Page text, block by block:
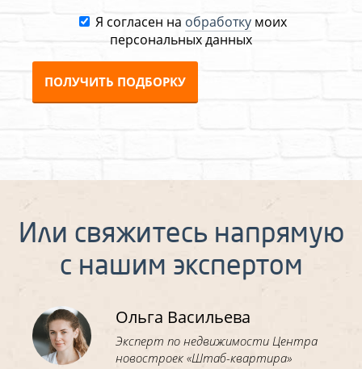
Я согласен на обработкумоих
персональных данных
ПОЛУЧИТЬ ПОДБОРКУ
Или свяжитесь напрямую
с нашим экспертом
Ольга Васильева
Эксперт по недвижимости Центра
новостроек «Штаб-квартира»